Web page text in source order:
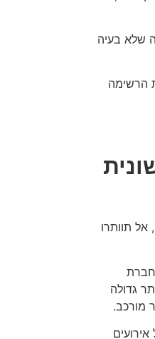
שלא בעיה
הרשימה
תוותרו
חברת
גדולה
מורכב.